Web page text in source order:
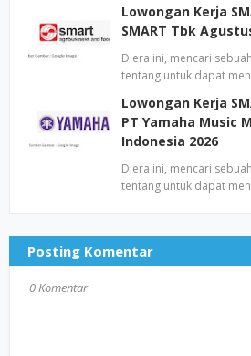
Lowongan Kerja
SMART Tbk
Diera ini, mencari
tentang untuk dapat
Lowongan Kerja
PT Yamaha Music
Indonesia 2026
Diera ini, mencari
tentang untuk dapat
Posting Komentar
0 Komentar